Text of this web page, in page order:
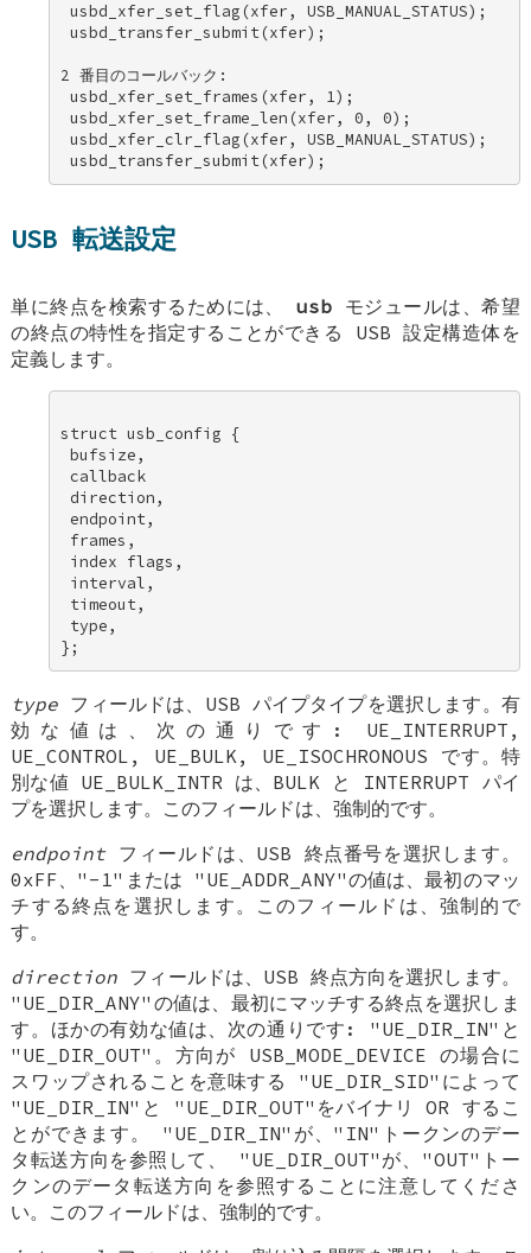
usbd_xfer_set_flag(xfer, USB_MANUAL_STATUS);
usbd_transfer_submit(xfer);
2 番目のコールバック:
usbd_xfer_set_frames(xfer, 1);
usbd_xfer_set_frame_len(xfer, 0, 0);
usbd_xfer_clr_flag(xfer, USB_MANUAL_STATUS);
USB 転送設定
単に終点を検索するためには、usb モジュールは、希望
の終点の特性を指定することができる USB 設定構造体を
定義します。
struct usb_config {
bufsize,
callback
direction,
endpoint,
frames,
index flags,
interval,
timeout,
type,
type フィールドは、USB パイプタイプを選択します。有
効な値は、次の通りです: UE_INTERRUPT,
UE_CONTROL, UE_BULK, UE_ISOCHRONOUS です。特
別な値 UE_BULK_INTR は、BULK と INTERRUPT パイ
プを選択します。このフィールドは、強制的です。
endpointフィールドは、USB 終点番号を選択します。
0xFF、"-1"または "UE_ADDR_ANY"の値は、最初のマッ
チする終点を選択します。このフィールドは、強制的で
す。
direction フィールドは、USB 終点方向を選択します。
"UE_DIR_ANY"の値は、最初にマッチする終点を選択しま
す。ほかの有効な値は、次の通りです: "UE_DIR_IN"と
"UE_DIR_OUT"。方向が USB_MODE_DEVICE の場合に
スワップされることを意味する "UE_DIR_SID"によって
"UE_DIR_IN"と "UE_DIR_OUT"をバイナリ OR するこ
とができます。 "UE_DIR_IN"が、"IN"トークンのデー
タ転送方向を参照して、 "UE_DIR_OUT"が、"OUT"トー
クンのデータ転送方向を参照することに注意してくださ
い。このフィールドは、強制的です。